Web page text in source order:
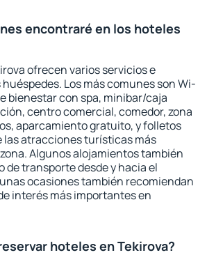
encontraré en los hoteles
ofrecen varios servicios e
Los más comunes son Wi-
bienestar con spa, minibar/caja
centro comercial, comedor, zona
aparcamiento gratuito, y folletos
las atracciones turísticas más
Algunos alojamientos también
de transporte desde y hacia el
ocasiones también recomiendan
interés más importantes en
hoteles en Tekirova?